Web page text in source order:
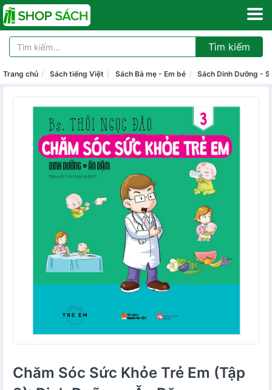
Tìm kiếm
Trang chủ Sách tiếng Việt Sách Bà mẹ - Em bé Sách Dinh Dưỡng -
Chăm Sóc Sức Khỏe Trẻ Em (Tập